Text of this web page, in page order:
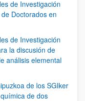
de Investigación
Doctorados en
de Investigación
la discusión de
análisis elemental
de los SGIker
de dos